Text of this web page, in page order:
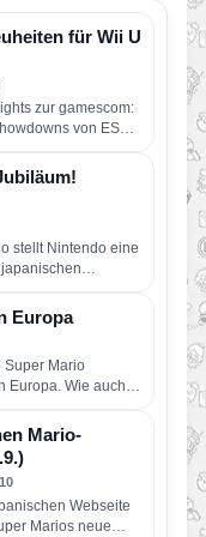
für Wii U
zur gamescom:
von ESL,
WATCH 2…
stellt Nintendo eine
Europa
Super Mario
Europa. Wie auch in
Mario-
Webseite
Marios neue